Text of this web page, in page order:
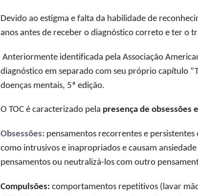
Devido ao estigma e falta da habilidade de
anos antes de receber o diagnóstico correto e ter o
Anteriormente identificada pela Associação
diagnóstico em separado com seu próprio capítulo
doenças mentais, 5ª edição.
O TOC é caracterizado pela presença de obsessões
Obsessões: pensamentos recorrentes e
como intrusivos e inapropriados e causam
pensamentos ou neutralizá-los com outro
Compulsões: comportamentos repetitivos (lavar